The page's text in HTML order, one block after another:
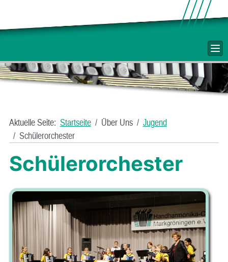
Aktuelle Seite: Startseite Über Uns
Jugend
Schülerorchester
Schülerorchester